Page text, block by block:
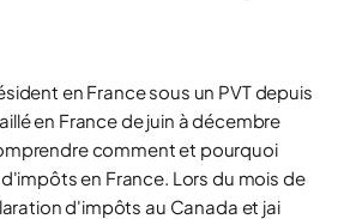
en France sous un PVT depuis
en France de juin à décembre
comment et pourquoi
en France. Lors du mois de
d'impôts au Canada et jai